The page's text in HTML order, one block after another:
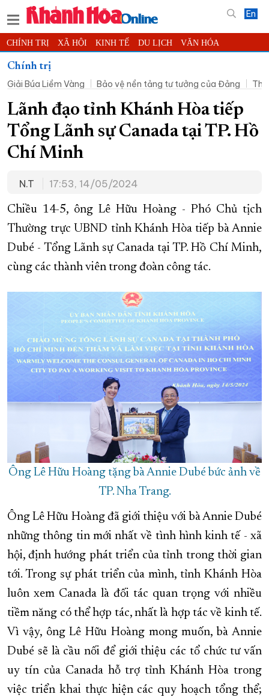
En
CHÍNH TRỊ XÃ HỘI KINH TẾ DU LỊCH VĂN HÓA
THỂ THAO
KHOA HỌC - CÔNG NGHỆ PHÁP LUẬT BẠN ĐỌC PHÓNG SỰ
THẾ GIỚI MULTIMEDIA VIDEO ĐỌC BÁO ONLINE
PODCAST THÔNG TIN - QUẢNG CÁO
QUY HOẠCH TỈNH KHÁNH HÒA
CHUNG TAY CẢI CÁCH HÀNH CHÍNH
XÂY DỰNG NÔNG THÔN MỚI LỊCH CẮT ĐIỆN
TÀU - XE - MÁY BAY
KỶ NIỆM 370 NĂM XÂY DỰNG VÀ PHÁT TRIỂN TỈNH KHÁNH HÒA
KHOẢNH KHẮC ĐẸP XỨ TRẦM
TRANG CHỦ VỀ BÁO KHÁNH HÒA
Chính trị
Giải Búa Liềm Vàng
Bảo vệ nền tảng tư tưởng của Đảng
Lãnh đạo tỉnh Khánh Hòa tiếp
Tổng Lãnh sự Canada tại TP. Hồ
Chí Minh
N.T 17:53, 14/05/2024
Chiều 14-5, ông Lê Hữu Hoàng - Phó Chủ tịch
Thường trực UBND tỉnh Khánh Hòa tiếp bà Annie
Dubé - Tổng Lãnh sự Canada tại TP. Hồ Chí Minh,
cùng các thành viên trong đoàn công tác.
Ông Lê Hữu Hoàng tặng bà Annie Dubé bức ảnh về
TP. Nha Trang.
Ông Lê Hữu Hoàng đã giới thiệu với bà Annie Dubé
những thông tin mới nhất về tình hình kinh tế - xã
hội, định hướng phát triển của tỉnh trong thời gian
tới. Trong sự phát triển của mình, tỉnh Khánh Hòa
luôn xem Canada là đối tác quan trọng với nhiều
tiềm năng có thể hợp tác, nhất là hợp tác về kinh tế.
Vì vậy, ông Lê Hữu Hoàng mong muốn, bà Annie
Dubé sẽ là cầu nối để giới thiệu các tổ chức tư vấn
uy tín của Canada hỗ trợ tỉnh Khánh Hòa trong
việc triển khai thực hiện các quy hoạch tổng thể;